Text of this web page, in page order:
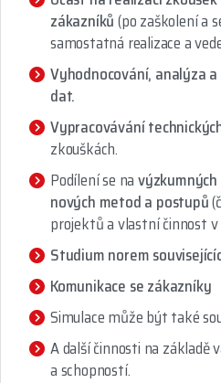
zákazníků(po zaškolení a
samostatná realizace a
Vyhodnocování, analýza
dat.
Vypracovávání
zkouškách.
Podílení se na
nových metod a postupů
projektů a vlastní činnost
Studium norem
Komunikace se zákazníky
Simulace může být také
A další činnosti na základě
a schopností.